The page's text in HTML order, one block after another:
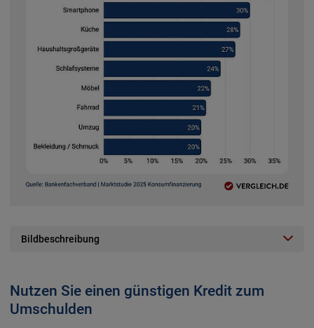
Bildbeschreibung
Nutzen Sie einen günstigen Kredit zum
Umschulden